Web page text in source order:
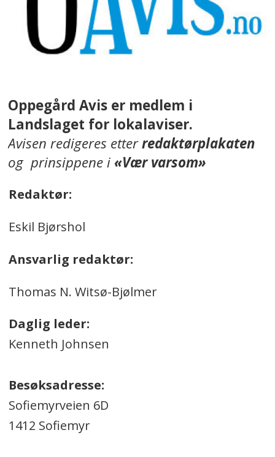
Oppegård Avis er medlem i
Landslaget for lokalaviser.
Avisen redigeres etterredaktørplakaten
og prinsippene i«Vær varsom»
Redaktør:
Eskil Bjørshol
Ansvarlig redaktør:
Thomas N. Witsø-Bjølmer
Daglig leder:
Kenneth Johnsen
Besøksadresse:
Sofiemyrveien 6D
1412 Sofiemyr